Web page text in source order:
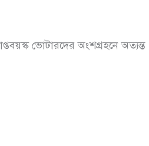
ভোটারদের অংশগ্রহনে অত্যন্ত